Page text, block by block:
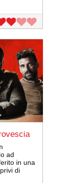
ad
in una
di